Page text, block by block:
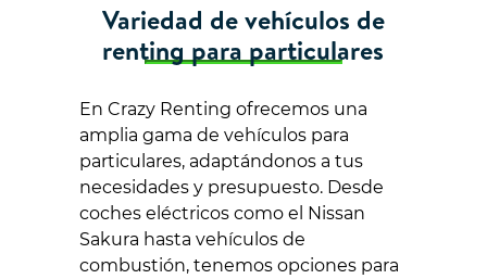
Variedad de vehículos de
renting para particulares
En Crazy Renting ofrecemos una
amplia gama de vehículos para
particulares, adaptándonos a tus
necesidades y presupuesto. Desde
coches eléctricos como el Nissan
Sakura hasta vehículos de
combustión, tenemos opciones para